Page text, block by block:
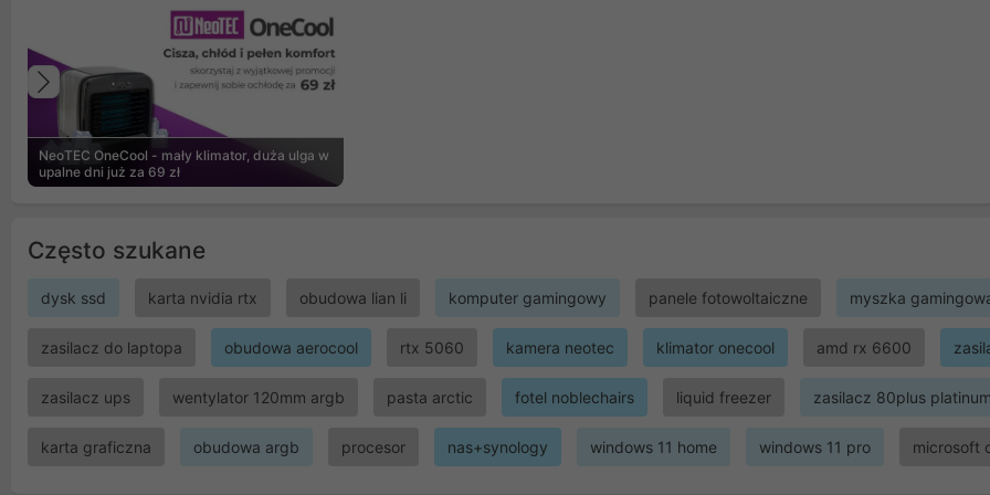
NeoTEC OneCool - mały klimator, duża ulga w
upalne dni już za 69 zł
Poprzedni
Często szukane
dysk ssd karta nvidia rtx obudowa lian li komputer gamingowy panele fotowoltaiczne myszka
zasilacz do laptopa obudowa aerocool rtx 5060 kamera neotec klimator onecool amd rx 6600
zasilacz ups wentylator 120mm argb pasta arctic fotel noblechairs liquid freezer zasilacz 80plus platinum
karta graficzna obudowa argb procesor nas+synology windows 11 home windows 11 pro microsoft